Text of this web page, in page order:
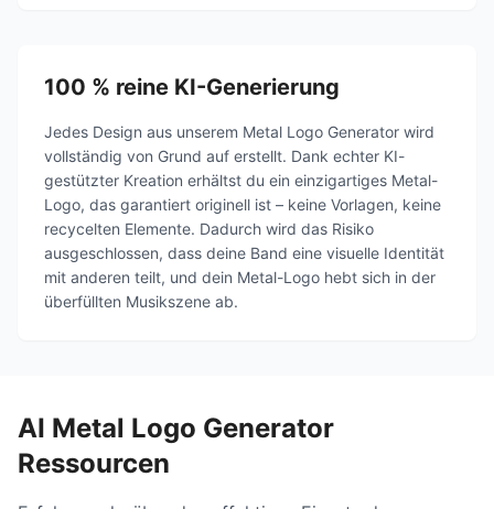
100 % reine KI-Generierung
Jedes Design aus unserem Metal Logo Generator wird
vollständig von Grund auf erstellt. Dank echter KI-
gestützter Kreation erhältst du ein einzigartiges Metal-
Logo, das garantiert originell ist – keine Vorlagen, keine
recycelten Elemente. Dadurch wird das Risiko
ausgeschlossen, dass deine Band eine visuelle Identität
mit anderen teilt, und dein Metal-Logo hebt sich in der
überfüllten Musikszene ab.
AI Metal Logo Generator
Ressourcen